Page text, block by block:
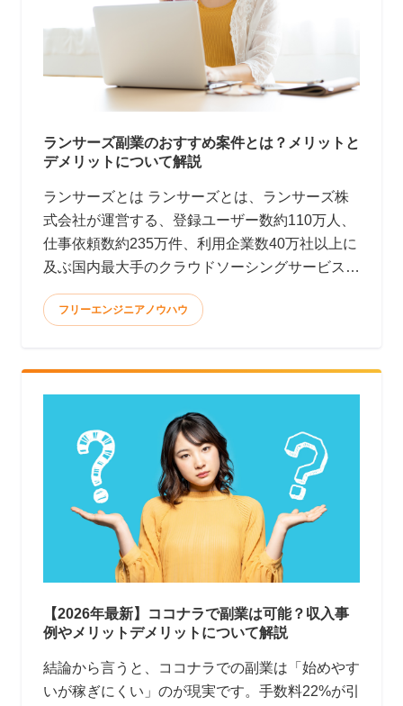
ランサーズ副業のおすすめ案件とは？メリットと
デメリットについて解説
ランサーズとは ランサーズとは、ランサーズ株
式会社が運営する、登録ユーザー数約110万人、
仕事依頼数約235万件、利用企業数40万社以上に
及ぶ国内最大手のクラウドソーシングサービスで
す。(2022年9月時点)
フリーエンジニアノウハウ
【2026年最新】ココナラで副業は可能？収入事
例やメリットデメリットについて解説
結論から言うと、ココナラでの副業は「始めやす
いが稼ぎにくい」のが現実です。手数料22%が引